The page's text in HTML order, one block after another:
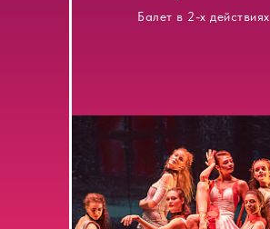
Балет в 2-х действиях